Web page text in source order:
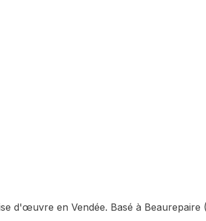
d'œuvre en Vendée. Basé à